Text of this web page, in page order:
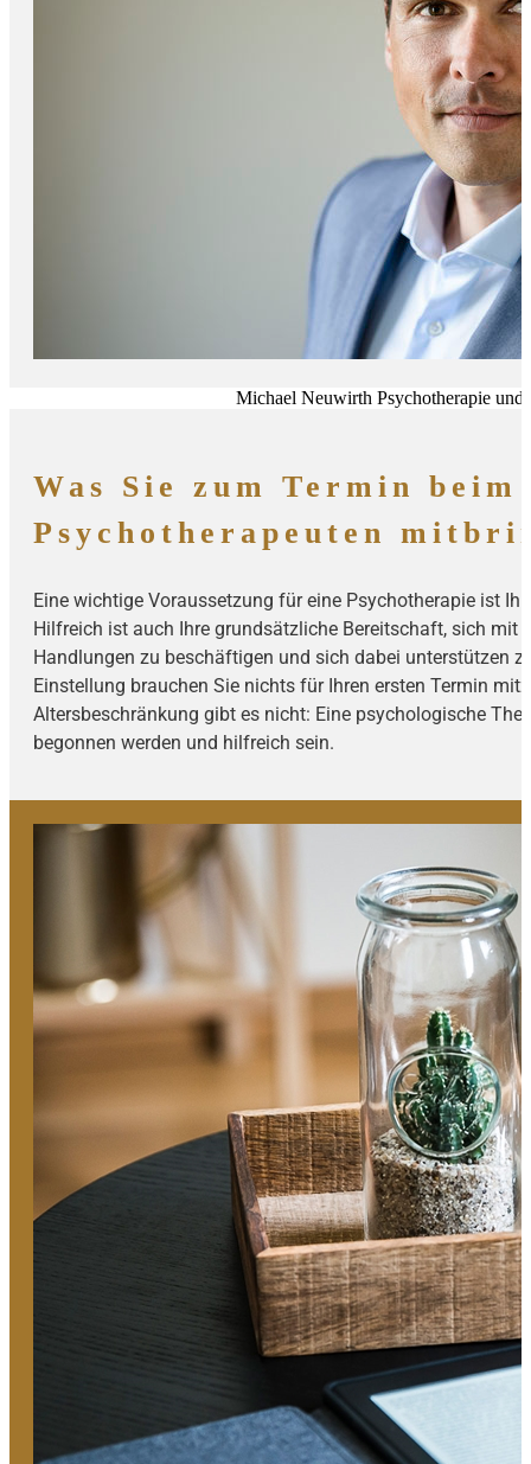
Michael Neuwirth Psychotherapie und
Was Sie zum Termin beim
Psychotherapeuten
Eine wichtige Voraussetzung für eine Psychotherapie ist
Hilfreich ist auch Ihre grundsätzliche Bereitschaft, sich mit
Handlungen zu beschäftigen und sich dabei unterstützen
Einstellung brauchen Sie nichts für Ihren ersten Termin
Altersbeschränkung gibt es nicht: Eine psychologische
begonnen werden und hilfreich sein.